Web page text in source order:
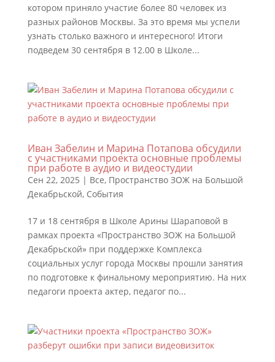
котором приняло участие более 80 человек из
разных районов Москвы. За это время мы успели
узнать столько важного и интересного! Итоги
подведем 30 сентября в 12.00 в Школе...
Иван Забелин и Марина Потапова обсудили
с участниками проекта основные проблемы
при работе в аудио и видеостудии
Сен 22, 2025 | Все, Пространство ЗОЖ на Большой
Декабрьской, События
17 и 18 сентября в Школе Арины Шараповой в
рамках проекта «Пространство ЗОЖ на Большой
Декабрьской» при поддержке Комплекса
социальных услуг города Москвы прошли занятия
по подготовке к финальному мероприятию. На них
педагоги проекта актер, педагог по...